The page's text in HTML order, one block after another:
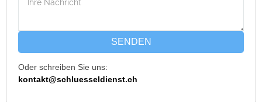
Trotzdem zufrieden.
D
SENDEN
Oder schreiben Sie uns:
kontakt@schluesseldienst.ch